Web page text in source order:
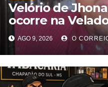
Velório de
ocorre na
sepultamento
feira
AGO 9, 2026 O